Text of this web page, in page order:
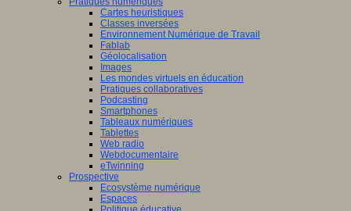
Cartes heuristiques
Classes inversées
Environnement Numérique de Travail
Fablab
Géolocalisation
Images
Les mondes virtuels en éducation
Pratiques collaboratives
Podcasting
Smartphones
Tableaux numériques
Tablettes
Web radio
Webdocumentaire
eTwinning
Prospective
Ecosystème numérique
Espaces